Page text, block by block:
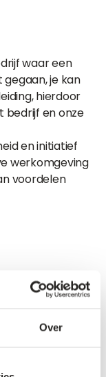
Over
waar een
je kan
hierdoor
bedrijf en onze
en initiatief
werkomgeving
voordelen
jij onze
te leren